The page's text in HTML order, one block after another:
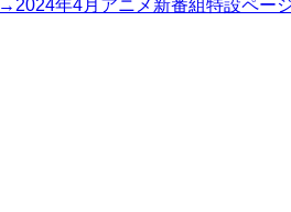
→2024年4月アニメ新番組特設ペー